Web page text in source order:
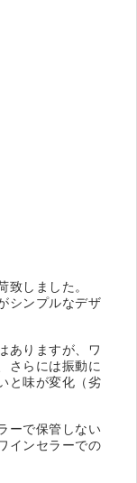
致しました。
シンプルなデザ
ありますが、ワ
さらには振動に
と味が変化（劣
ーで保管しない
インセラーでの